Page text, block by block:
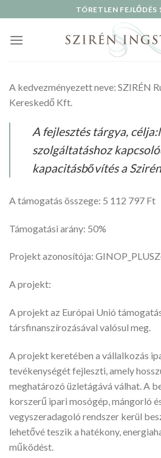
to
content
TÖRETLEN FEJLŐDÉS
A kedvezményezett neve: SZIRÉN
Kereskedő Kft.
A fejlesztés tárgya,
szolgáltatáshoz
kapacitásbővítés a
A támogatás összege: 5 112 797 Ft
Támogatási arány: 50%
Projekt azonosítója:
A projekt:
A projekt az Európai Unió
társfinanszírozásával valósul meg.
A projekt keretében a vállalkozás
tevékenységét fejleszti, amely
meghatározó üzletágává válhat. A
korszerű ipari mosógép, mángorló
vegyszeradagoló rendszer kerül
lehetővé teszik a hatékony,
működést.